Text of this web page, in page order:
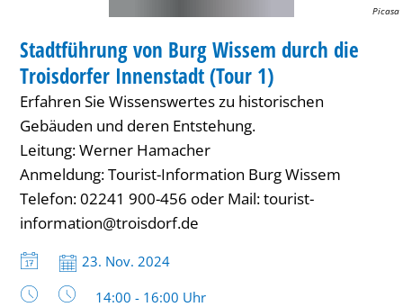
Troisdorfer
Innenstadt
(Tour
Picasa
KATEGORIE: FÜHRUNG
Stadtführung von Burg Wissem durch die
Troisdorfer Innenstadt (Tour 1)
Erfahren Sie Wissenswertes zu historischen
Gebäuden und deren Entstehung.
Leitung: Werner Hamacher
Anmeldung: Tourist-Information Burg Wissem
Telefon: 02241 900-456 oder Mail: tourist-
information@troisdorf.de
Datum:
23. Nov. 2024
Uhrzeit:
14:00 - 16:00 Uhr